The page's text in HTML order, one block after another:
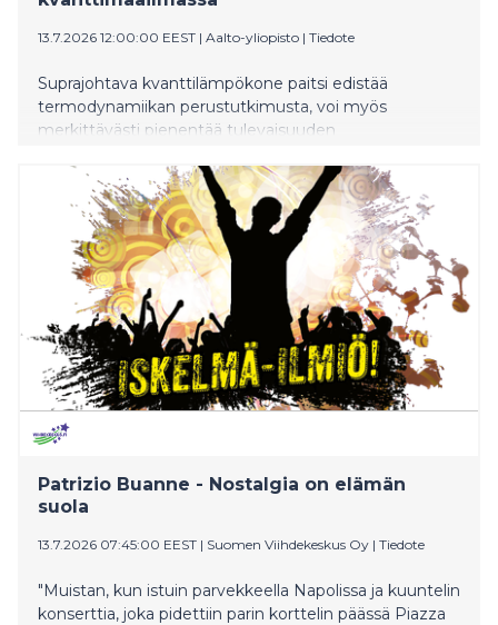
13.7.2026 12:00:00 EEST | Aalto-yliopisto | Tiedote
Suprajohtava kvanttilämpökone paitsi edistää
termodynamiikan perustutkimusta, voi myös
merkittävästi pienentää tulevaisuuden
Patrizio Buanne - Nostalgia on elämän
suola
13.7.2026 07:45:00 EEST | Suomen Viihdekeskus Oy | Tiedote
"Muistan, kun istuin parvekkeella Napolissa ja kuuntelin
konserttia, joka pidettiin parin korttelin päässä Piazza